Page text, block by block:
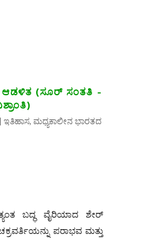
ಆಡಳಿತ (ಸೂರ್ ಸಂತತಿ –
ಇತಿಹಾಸ, ಮಧ್ಯಕಾಲೀನ ಭಾರತದ
ಬದ್ಧ ವೈರಿಯಾದ ಶೇರ್
ಪರಾಭವ ಮತ್ತು